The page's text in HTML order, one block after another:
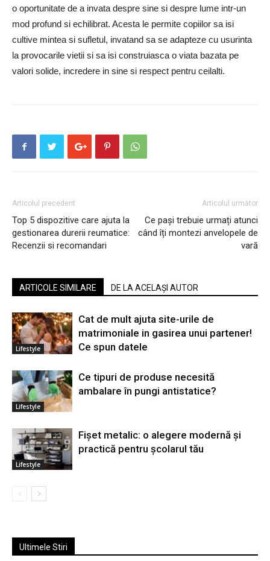
o oportunitate de a invata despre sine si despre lume intr-un
mod profund si echilibrat. Acesta le permite copiilor sa isi
cultive mintea si sufletul, invatand sa se adapteze cu usurinta
la provocarile vietii si sa isi construiasca o viata bazata pe
valori solide, incredere in sine si respect pentru ceilalti.
Articolul precedent
Top 5 dispozitive care ajuta la
gestionarea durerii reumatice:
Recenzii si recomandari
Articolul următor
Ce pași trebuie urmați atunci
când îți montezi anvelopele de
vară
ARTICOLE SIMILARE DE LA ACELAȘI AUTOR
Lifestyle
Cat de mult ajuta site-urile de
matrimoniale in gasirea unui partener!
Ce spun datele
Lifestyle
Ce tipuri de produse necesită
ambalare în pungi antistatice?
Lifestyle
Fișet metalic: o alegere modernă și
practică pentru școlarul tău
Ultimele Stiri